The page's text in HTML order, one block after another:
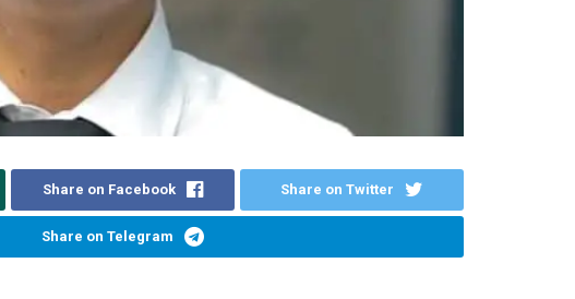
Share on Twitter
Share on Facebook
Share on Telegram